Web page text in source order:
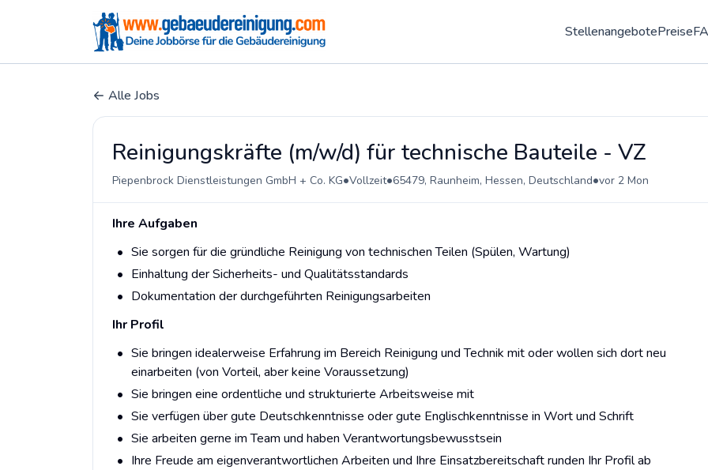
StellenangebotePreise
Alle Jobs
Reinigungskräfte (m/w/d) für technische Bauteile - VZ
Piepenbrock Dienstleistungen GmbH + Co. KG•Vollzeit•65479, Raunheim, Hessen, Deutschland•vor 2 Mon
Ihre Aufgaben
Sie sorgen für die gründliche Reinigung von technischen Teilen (Spülen, Wartung)
Einhaltung der Sicherheits- und Qualitätsstandards
Dokumentation der durchgeführten Reinigungsarbeiten
Ihr Profil
Sie bringen idealerweise Erfahrung im Bereich Reinigung und Technik mit oder wollen sich dort neu
einarbeiten (von Vorteil, aber keine Voraussetzung)
Sie bringen eine ordentliche und strukturierte Arbeitsweise mit
Sie verfügen über gute Deutschkenntnisse oder gute Englischkenntnisse in Wort und Schrift
Sie arbeiten gerne im Team und haben Verantwortungsbewusstsein
Ihre Freude am eigenverantwortlichen Arbeiten und Ihre Einsatzbereitschaft runden Ihr Profil ab